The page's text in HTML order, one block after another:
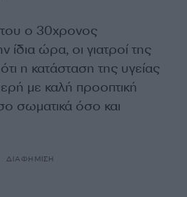
ο 30χρονος
ίδια ώρα, οι γιατροί της
η κατάσταση της υγείας
με καλή προοπτική
σωματικά όσο και
ΔΙΑΦΗΜΙΣΗ